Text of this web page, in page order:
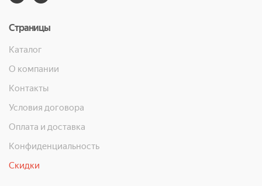
Страницы
Каталог
О компании
Контакты
Условия договора
Оплата и доставка
Конфиденциальность
Скидки